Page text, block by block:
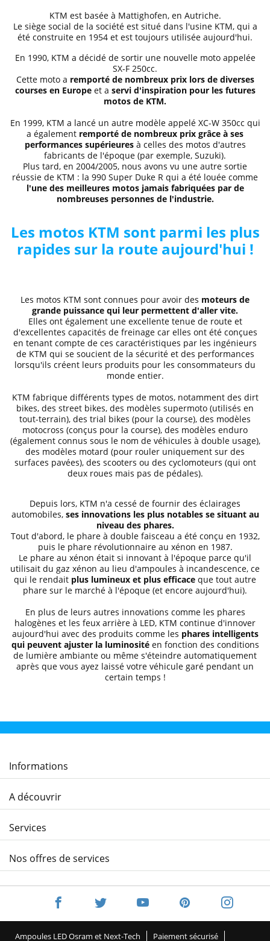
KTM est basée à Mattighofen, en Autriche.
Le siège social de la société est situé dans l'usine KTM, qui a
été construite en 1954 et est toujours utilisée aujourd'hui.
En 1990, KTM a décidé de sortir une nouvelle moto appelée
SX-F 250cc.
Cette moto a remporté de nombreux prix lors de diverses
courses en Europeet a servi d'inspiration pour les futures
motos de KTM.
En 1999, KTM a lancé un autre modèle appelé XC-W 350cc qui
a également remporté de nombreux prix grâce à ses
performances supérieuresà celles des motos d'autres
fabricants de l'époque (par exemple, Suzuki).
Plus tard, en 2004/2005, nous avons vu une autre sortie
réussie de KTM : la 990 Super Duke R qui a été louée comme
l'une des meilleures motos jamais fabriquées par de
nombreuses personnes de l'industrie.
Les motos KTM sont parmi les plus
rapides sur la route aujourd'hui !
Les motos KTM sont connues pour avoir des moteurs de
grande puissance qui leur permettent d'aller vite.
Elles ont également une excellente tenue de route et
d'excellentes capacités de freinage car elles ont été conçues
en tenant compte de ces caractéristiques par les ingénieurs
de KTM qui se soucient de la sécurité et des performances
lorsqu'ils créent leurs produits pour les consommateurs du
monde entier.
KTM fabrique différents types de motos, notamment des dirt
bikes, des street bikes, des modèles supermoto (utilisés en
tout-terrain), des trial bikes (pour la course), des modèles
motocross (conçus pour la course), des modèles enduro
(également connus sous le nom de véhicules à double usage),
des modèles motard (pour rouler uniquement sur des
surfaces pavées), des scooters ou des cyclomoteurs (qui ont
deux roues mais pas de pédales).
Depuis lors, KTM n'a cessé de fournir des éclairages
automobiles,ses innovations les plus notables se situant au
niveau des phares.
Tout d'abord, le phare à double faisceau a été conçu en 1932,
puis le phare révolutionnaire au xénon en 1987.
Le phare au xénon était si innovant à l'époque parce qu'il
utilisait du gaz xénon au lieu d'ampoules à incandescence, ce
qui le rendait plus lumineux et plus efficace que tout autre
phare sur le marché à l'époque (et encore aujourd'hui).
En plus de leurs autres innovations comme les phares
halogènes et les feux arrière à LED, KTM continue d'innover
aujourd'hui avec des produits comme les phares intelligents
qui peuvent ajuster la luminositéen fonction des conditions
de lumière ambiante ou même s'éteindre automatiquement
après que vous ayez laissé votre véhicule garé pendant un
certain temps !
Informations
A découvrir
Services
Nos offres de services
Ampoules LED Osram et Next-Tech Paiement sécurisé